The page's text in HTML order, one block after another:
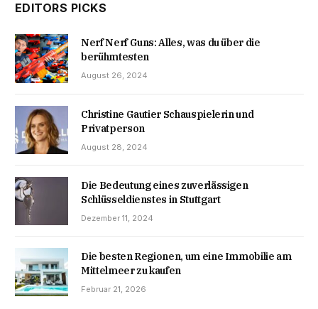
EDITORS PICKS
Nerf Nerf Guns: Alles, was du über die
berühmtesten
August 26, 2024
Christine Gautier Schauspielerin und
Privatperson
August 28, 2024
Die Bedeutung eines zuverlässigen
Schlüsseldienstes in Stuttgart
Dezember 11, 2024
Die besten Regionen, um eine Immobilie am
Mittelmeer zu kaufen
Februar 21, 2026